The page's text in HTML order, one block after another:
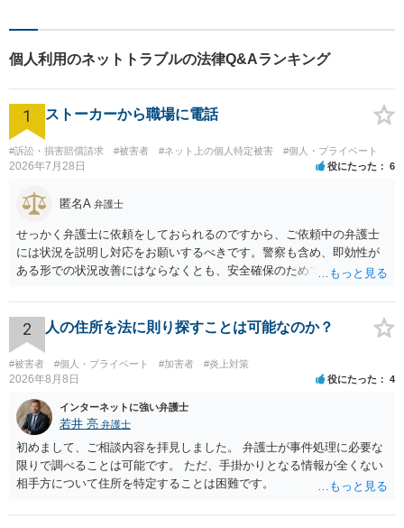
い。
個人利用のネットトラブルの法律Q&Aランキング
1 ストーカーから職場に電話
#訴訟・損害賠償請求 #被害者 #ネット上の個人特定被害 #個人・プライベート
2026年7月28日 役にたった 6
匿名A 弁護士
せっかく弁護士に依頼をしておられるのですから、ご依頼中の弁護士
には状況を説明し対応をお願いするべきです。警察も含め、即効性が
ある形での状況改善にはならなくとも、安全確保のためできることは
2 人の住所を法に則り探すことは可能なのか？
#被害者 #個人・プライベート #加害者 #炎上対策
2026年8月8日 役にたった 4
インターネットに強い弁護士
若井 亮 弁護士
初めまして、ご相談内容を拝見しました。 弁護士が事件処理に必要な
限りで調べることは可能です。 ただ、手掛かりとなる情報が全くない
相手方について住所を特定することは困難です。